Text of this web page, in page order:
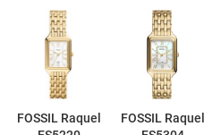
FOSSIL Raquel
FOSSIL Raquel